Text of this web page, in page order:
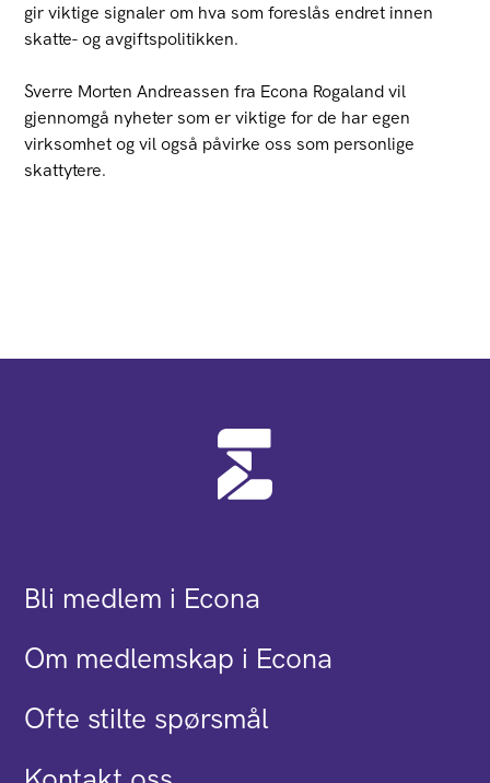
gir viktige signaler om hva som foreslås endret innen
skatte- og avgiftspolitikken.
Sverre Morten Andreassen fra Econa Rogaland vil
gjennomgå nyheter som er viktige for de har egen
virksomhet og vil også påvirke oss som personlige
skattytere.
Bli medlem i Econa
Om medlemskap i Econa
Ofte stilte spørsmål